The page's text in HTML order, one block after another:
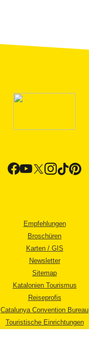
Empfehlungen
Broschüren
Karten / GIS
Newsletter
Sitemap
Katalonien Tourismus
Reiseprofis
Catalunya Convention Bureau
Touristische Einrichtungen